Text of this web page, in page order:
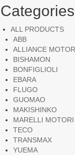
Categories
ALL PRODUCTS
ABB
ALLIANCE
BISHAMON
BONFIGLIOLI
EBARA
FLUGO
GUOMAO
MAKISHINKO
MARELLI MOTORI
TECO
TRANSMAX
YUEMA